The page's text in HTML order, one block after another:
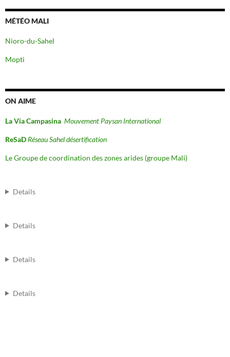
MÉTÉO MALI
Nioro-du-Sahel
Mopti
ON AIME
La Via Campasina Mouvement Paysan International
ReSaD Réseau Sahel désertification
Le Groupe de coordination des zones arides (groupe Mali)
Details
Details
Details
Details